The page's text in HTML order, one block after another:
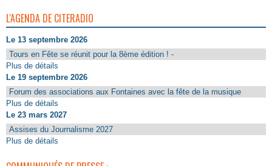
L'AGENDA DE CITERADIO
Le 13 septembre 2026
Tours en Fête se réunit pour la 8ème édition ! -
Plus de détails
Le 19 septembre 2026
Forum des associations aux Fontaines avec la fête de la musique
Plus de détails
Le 23 mars 2027
Assises du Journalisme 2027
Plus de détails